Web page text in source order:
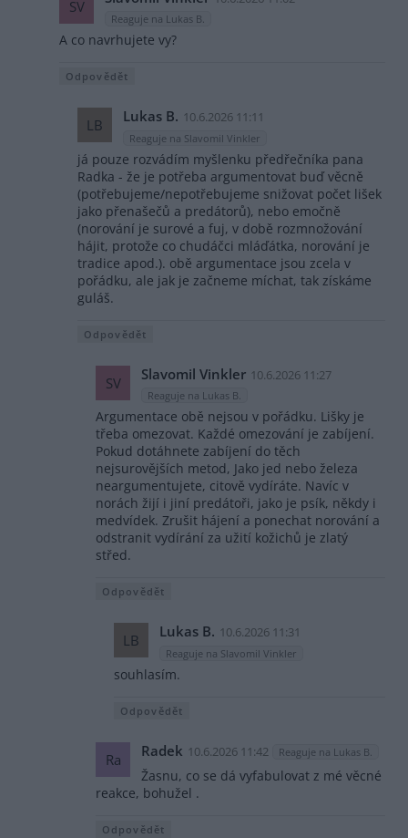
SV
Reaguje na Lukas B.
A co navrhujete vy?
Odpovědět
LB Lukas B. 10.6.2026 11:11
Reaguje na Slavomil Vinkler
já pouze rozvádím myšlenku předřečníka pana
Radka - že je potřeba argumentovat buď věcně
(potřebujeme/nepotřebujeme snižovat počet lišek
jako přenašečů a predátorů), nebo emočně
(norování je surové a fuj, v době rozmnožování
hájit, protože co chudáčci mláďátka, norování je
tradice apod.). obě argumentace jsou zcela v
pořádku, ale jak je začneme míchat, tak získáme
guláš.
Odpovědět
SV Slavomil Vinkler 10.6.2026 11:27
Reaguje na Lukas B.
Argumentace obě nejsou v pořádku. Lišky je
třeba omezovat. Každé omezování je zabíjení.
Pokud dotáhnete zabíjení do těch
nejsurovějších metod, Jako jed nebo železa
neargumentujete, citově vydíráte. Navíc v
norách žijí i jiní predátoři, jako je psík, někdy i
medvídek. Zrušit hájení a ponechat norování a
odstranit vydírání za užití kožichů je zlatý
střed.
Odpovědět
LB Lukas B. 10.6.2026 11:31
Reaguje na Slavomil Vinkler
souhlasím.
Odpovědět
Ra Radek 10.6.2026 11:42 Reaguje na Lukas B.
Žasnu, co se dá vyfabulovat z mé věcné
reakce, bohužel .
Odpovědět